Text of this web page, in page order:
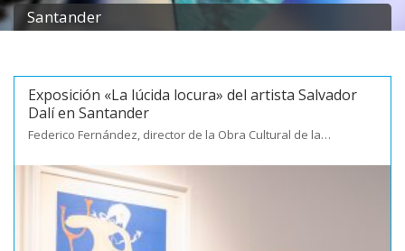
Santander
Exposición «La lúcida locura» del artista Salvador
Dalí en Santander
Federico Fernández, director de la Obra Cultural de la…